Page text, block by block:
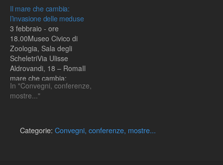
obbligatoria entro le ore
11.00 del giorno
dell’evento al numero 06
67109270 Info:…
Il mare che cambia:
l’invasione delle meduse
3 febbraio - ore
18.00Museo Civico di
Zoologia, Sala degli
ScheletriVia Ulisse
Aldrovandi, 18 – RomaIl
mare che cambia:
l’invasione delle
meduseFerdinando Boero
gratuitocon prenotazione
obbligatoria entro le ore
In "Convegni, conferenze,
mostre..."
Categorie: Convegni, conferenze, mostre...